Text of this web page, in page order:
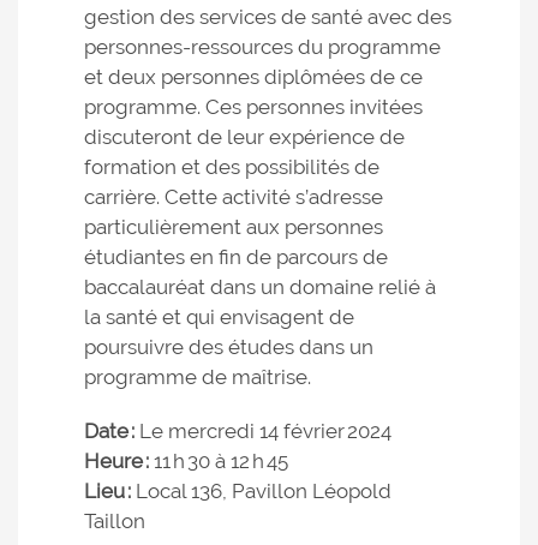
gestion des services de santé avec des
personnes-ressources du programme
et deux personnes diplômées de ce
programme. Ces personnes invitées
discuteront de leur expérience de
formation et des possibilités de
carrière. Cette activité s’adresse
particulièrement aux personnes
étudiantes en fin de parcours de
baccalauréat dans un domaine relié à
la santé et qui envisagent de
poursuivre des études dans un
programme de maîtrise.
Date : Le mercredi 14 février 2024
Heure : 11 h 30 à 12 h 45
Lieu : Local 136, Pavillon Léopold
Taillon